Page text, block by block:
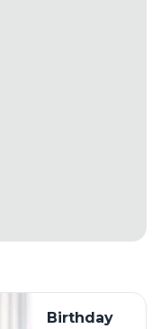
Birthday